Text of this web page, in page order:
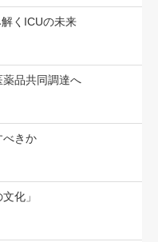
くICUの未来
品共同調達へ
べきか
化」